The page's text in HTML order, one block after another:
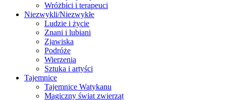
Wróżbici i terapeuci
Niezwykli/Niezwykłe
Ludzie i życie
Znani i lubiani
Zjawiska
Podróże
Wierzenia
Sztuka i artyści
Tajemnice
Tajemnice Watykanu
Magiczny świat zwierząt